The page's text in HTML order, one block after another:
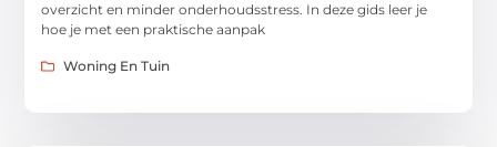
overzicht en minder onderhoudsstress. In deze gids leer je
hoe je met een praktische aanpak
Woning En Tuin